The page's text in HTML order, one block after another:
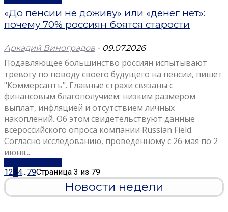
«До пенсии не доживу» или «денег нет»:
почему 70% россиян боятся старости
Аркадий Виноградов - 09.07.2026
Подавляющее большинство россиян испытывают
тревогу по поводу своего будущего на пенсии, пишет
"Коммерсантъ". Главные страхи связаны с
финансовым благополучием: низким размером
выплат, инфляцией и отсутствием личных
накоплений. Об этом свидетельствуют данные
всероссийского опроса компании Russian Field.
Согласно исследованию, проведенному с 26 мая по 2
июня...
1234...79Страница 3 из 79
Новости недели